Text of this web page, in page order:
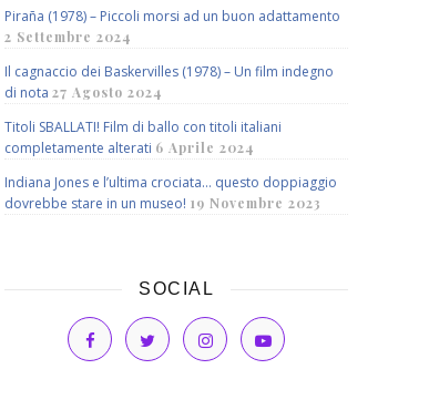
Piraña (1978) – Piccoli morsi ad un buon adattamento
2 Settembre 2024
Il cagnaccio dei Baskervilles (1978) – Un film indegno
di nota 27 Agosto 2024
Titoli SBALLATI! Film di ballo con titoli italiani
completamente alterati 6 Aprile 2024
Indiana Jones e l’ultima crociata… questo doppiaggio
dovrebbe stare in un museo! 19 Novembre 2023
SOCIAL